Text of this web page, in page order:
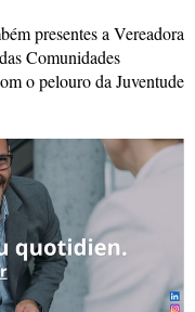
presentes a Vereadora
Comunidades
o pelouro da Juventude